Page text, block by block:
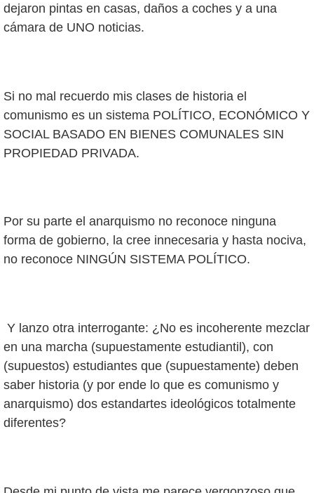
dejaron pintas en casas, daños a coches y a una
cámara de UNO noticias.
Si no mal recuerdo mis clases de historia el
comunismo es un sistema POLÍTICO, ECONÓMICO Y
SOCIAL BASADO EN BIENES COMUNALES SIN
PROPIEDAD PRIVADA.
Por su parte el anarquismo no reconoce ninguna
forma de gobierno, la cree innecesaria y hasta nociva,
no reconoce NINGÚN SISTEMA POLÍTICO.
Y lanzo otra interrogante: ¿No es incoherente mezclar
en una marcha (supuestamente estudiantil), con
(supuestos) estudiantes que (supuestamente) deben
saber historia (y por ende lo que es comunismo y
anarquismo) dos estandartes ideológicos totalmente
diferentes?